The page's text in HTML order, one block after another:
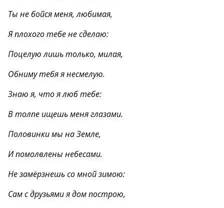
Ты не бойся меня, любимая,
Я плохого тебе не сделаю:
Поцелую лишь только, милая,
Обниму тебя я несмелую.
Знаю я, что я люб тебе:
В толпе ищешь меня глазами.
Половинки мы на Земле,
И помолвлены небесами.
Не замёрзнешь со мной зимою:
Сам с друзьями я дом построю,